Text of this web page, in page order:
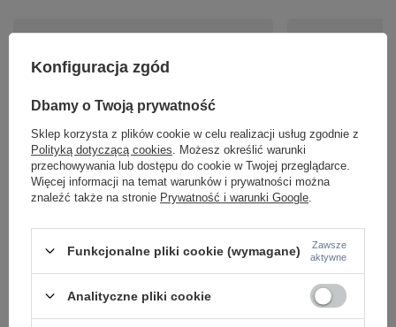
Lampa sufitowa trzy nieregularne ringi w kolorze
beżowym HURON LED 3000K Zuma Line
2023519C3-BE
Nowoczesny
LED 3000K Zuma
169,00 zł
Konfiguracja zgód
Dbamy o Twoją prywatność
Sklep korzysta z plików cookie w celu realizacji usług zgodnie z
Polityką dotyczącą cookies . Możesz określić warunki
przechowywania lub dostępu do cookie w Twojej przeglądarce.
Więcej informacji na temat warunków i prywatności można
znaleźć także na stronie Prywatność i warunki Google
Funkcjonalne pliki cookie (wymagane)
Zawsze
aktywne
Analityczne pliki cookie